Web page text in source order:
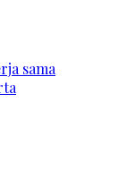
sama